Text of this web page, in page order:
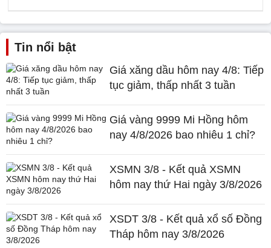
Tin nổi bật
Giá xăng dầu hôm nay 4/8: Tiếp
tục giảm, thấp nhất 3 tuần
Giá vàng 9999 Mi Hồng hôm
nay 4/8/2026 bao nhiêu 1 chỉ?
XSMN 3/8 - Kết quả XSMN
hôm nay thứ Hai ngày 3/8/2026
XSDT 3/8 - Kết quả xổ số Đồng
Tháp hôm nay 3/8/2026